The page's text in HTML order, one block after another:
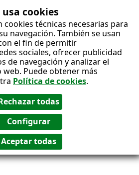
cookies
cookies técnicas necesarias para
navegación. También se usan
el fin de permitir
sociales, ofrecer publicidad
de navegación y analizar el
Puede obtener más
Política de cookies.